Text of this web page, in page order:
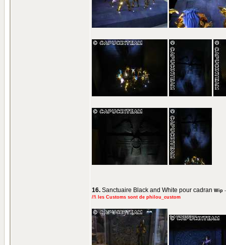
16. Sanctuaire Black and White pour cadran Wip
/!\ les Customs sont de philou_custom